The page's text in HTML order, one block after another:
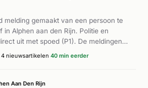
melding gemaakt van een persoon te
in Alphen aan den Rijn. Politie en
uit met spoed (P1). De meldingen
minuten herhaald, wat wijst op een
4 nieuwsartikelen 40 min eerder
Aan Den Rijn